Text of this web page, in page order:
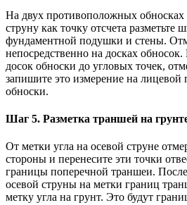
На двух противоположных обносках
струну как точку отсчета разметьте
фундаментной подушки и стены.
непосредственно на досках обносок.
досок обноски до угловых точек,
запишите это измерение на лицевой
обноски.
Шаг 5. Разметка траншей на
От метки угла на осевой струне
стороны и перенесите эти точки
границы поперечной траншеи.
осевой струны на метки границ
метку угла на грунт. Это будут